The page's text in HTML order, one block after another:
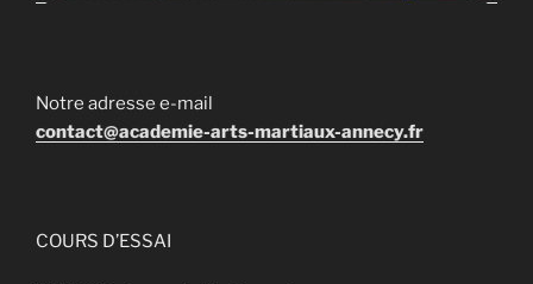
Notre adresse e-mail
contact@academie-arts-martiaux-annecy.fr
COURS D’ESSAI